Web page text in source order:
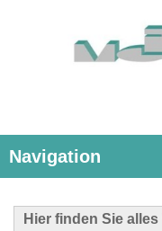
Navigation
Hier finden Sie